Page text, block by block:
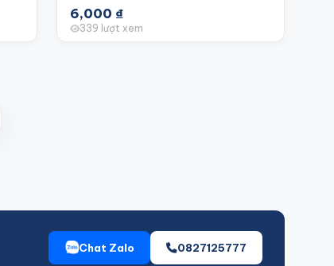
6,000 ₫
339 lượt xem
Chat Zalo 0827125777